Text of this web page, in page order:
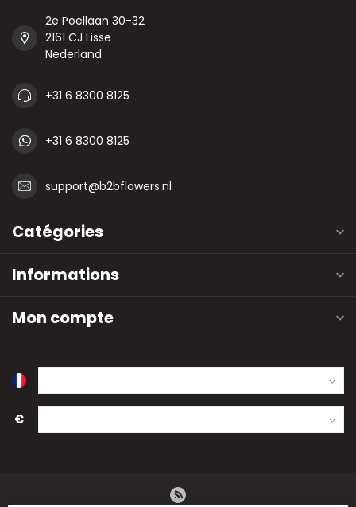
2e Poellaan 30-32
2161 CJ Lisse
Nederland
+31 6 8300 8125
+31 6 8300 8125
support@b2bflowers.nl
Catégories
Informations
Mon compte
€